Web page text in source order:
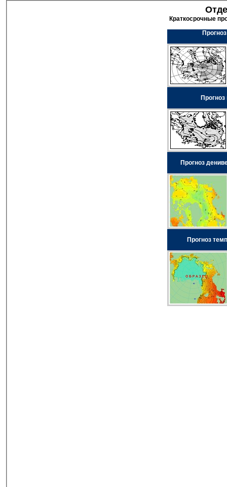
Краткосрочные
Прогноз